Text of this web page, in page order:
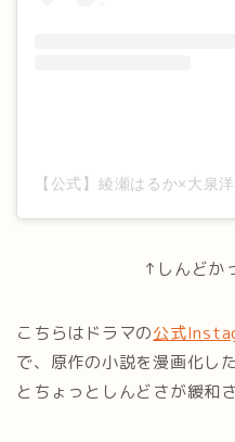
↑しんどか
こちらはドラマの公式
で、原作の小説を漫画化し
とちょっとしんどさが緩和